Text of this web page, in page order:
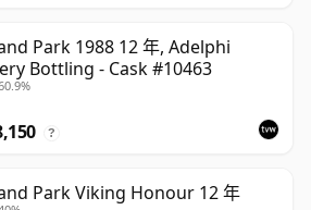
Park 1988 12 年, Adelphi
Bottling - Cask #10463
?
Park Viking Honour 12 年